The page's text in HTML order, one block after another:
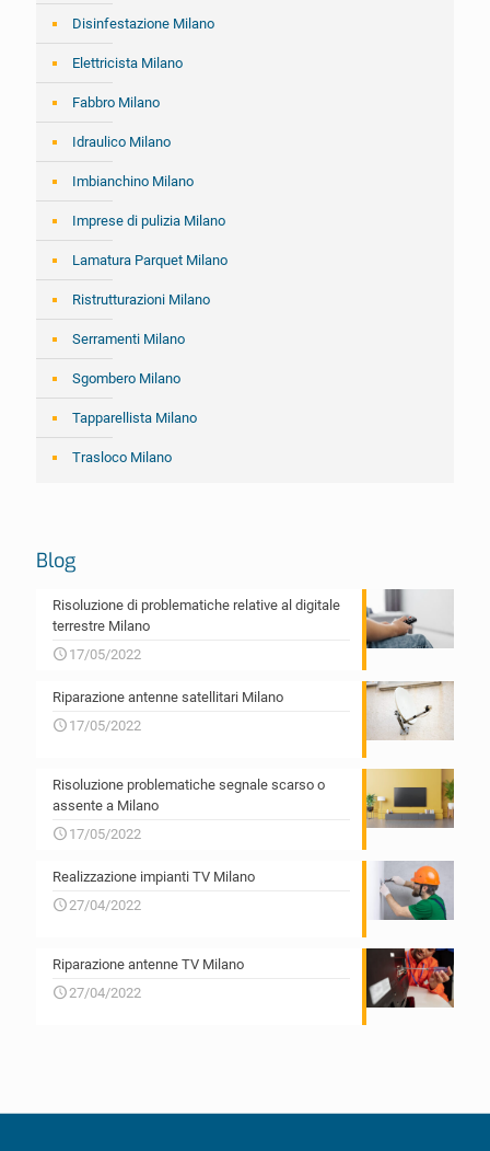
Disinfestazione Milano
Elettricista Milano
Fabbro Milano
Idraulico Milano
Imbianchino Milano
Imprese di pulizia Milano
Lamatura Parquet Milano
Ristrutturazioni Milano
Serramenti Milano
Sgombero Milano
Tapparellista Milano
Trasloco Milano
Blog
Risoluzione di problematiche relative al digitale
terrestre Milano
17/05/2022
Riparazione antenne satellitari Milano
17/05/2022
Risoluzione problematiche segnale scarso o
assente a Milano
17/05/2022
Realizzazione impianti TV Milano
27/04/2022
Riparazione antenne TV Milano
27/04/2022